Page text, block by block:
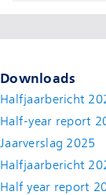
Downloads
Halfjaarbericht
Half-year report
Jaarverslag 2025
Halfjaarbericht
Half year report